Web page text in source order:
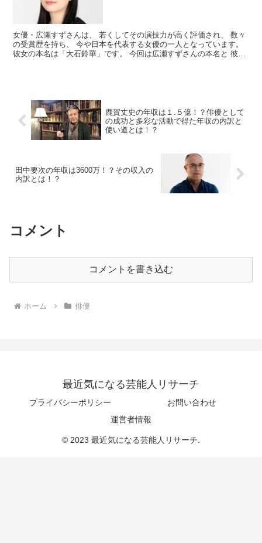
女優・広瀬すずさんは、 若くしてその演技力が高く評価され、 数々
の受賞歴を持ち、 今や日本を代表する女優の一人となっています。
彼女の本名は「大石鈴華」です。 今回は広瀬すずさんの本名と 彼女
鹿賀丈史の年収は１.５億！？俳優として
の成功と多彩な活動で得た年収の内訳と
使い道とは！？
田中要次の年収は3600万！？その収入の
内訳とは！？
コメント
コメントを書き込む
ホーム 俳優
最近気になる芸能人リサーチ
プライバシーポリシー
お問い合わせ
運営者情報
© 2023 最近気になる芸能人リサーチ.